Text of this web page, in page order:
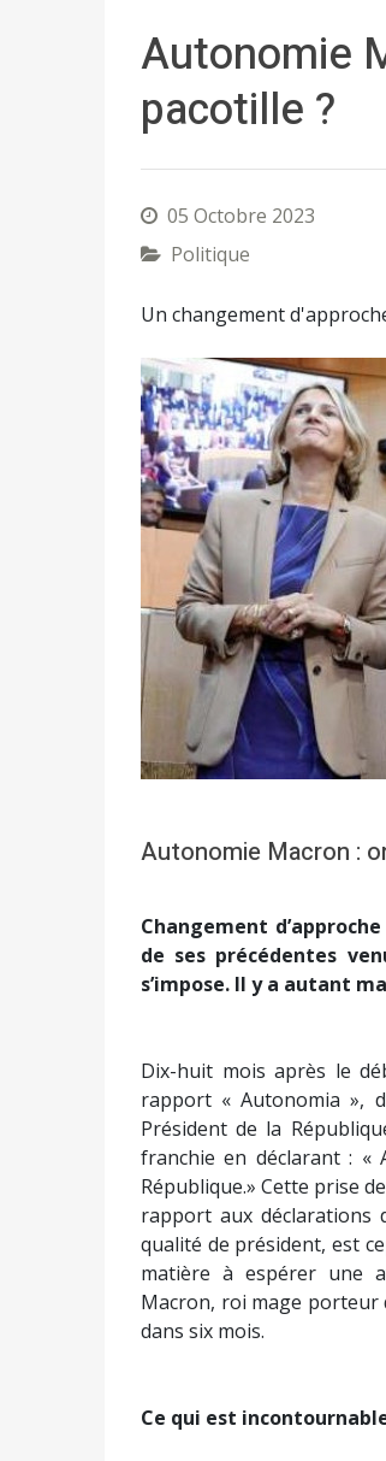
Autonomie
pacotille ?
05 Octobre 2023
Politique
Un changement
Autonomie Macron :
Changement
de ses précédentes
s’impose. Il y a autant
Dix-huit mois après le
rapport « Autonomia »,
Président de la
franchie en déclarant : «
République.» Cette prise
rapport aux déclarations
qualité de président, est
matière à espérer une
Macron, roi mage porteur
dans six mois.
Ce qui est